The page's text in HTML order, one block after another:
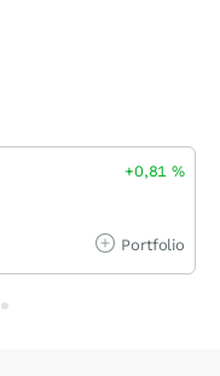
+0,81%
Portfolio